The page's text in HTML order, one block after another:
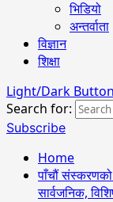
भिडियो
अन्तर्वाता
विज्ञान
शिक्षा
Light/Dark Button
Search for:
Subscribe
Home
पाँचौं संस्करणको
सार्वजनिक,